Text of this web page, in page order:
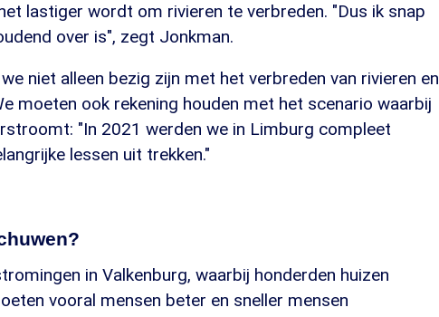
lastiger wordt om rivieren te verbreden. "Dus ik snap
over is", zegt Jonkman.
niet alleen bezig zijn met het verbreden van rivieren en
moeten ook rekening houden met het scenario waarbij
"In 2021 werden we in Limburg compleet
lessen uit trekken."
in Valkenburg, waarbij honderden huizen
vooral mensen beter en sneller mensen